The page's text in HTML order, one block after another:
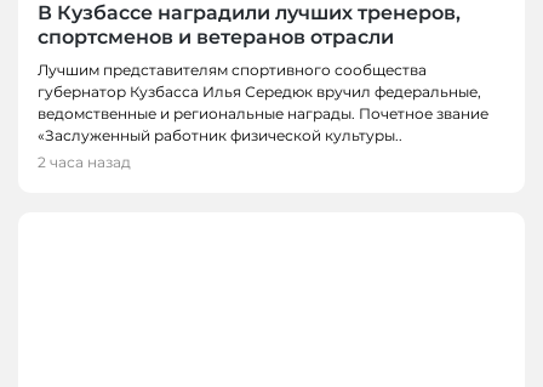
В Кузбассе наградили лучших тренеров,
спортсменов и ветеранов отрасли
Лучшим представителям спортивного сообщества
губернатор Кузбасса Илья Середюк вручил федеральные,
ведомственные и региональные награды. Почетное звание
«Заслуженный работник физической культуры..
2 часа назад